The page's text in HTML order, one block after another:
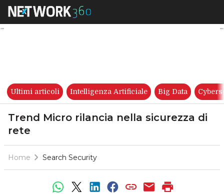
Trend Micro rilancia nella
Ultimi articoli Intelligenza Artificiale Big Data
Trend Micro rilancia nella sicurezza di
rete
Home Search Security